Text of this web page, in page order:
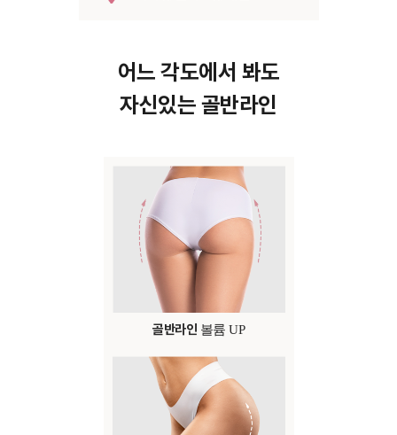
어느 각도에서 봐도
자신있는 골반라인
골반라인 볼륨 UP